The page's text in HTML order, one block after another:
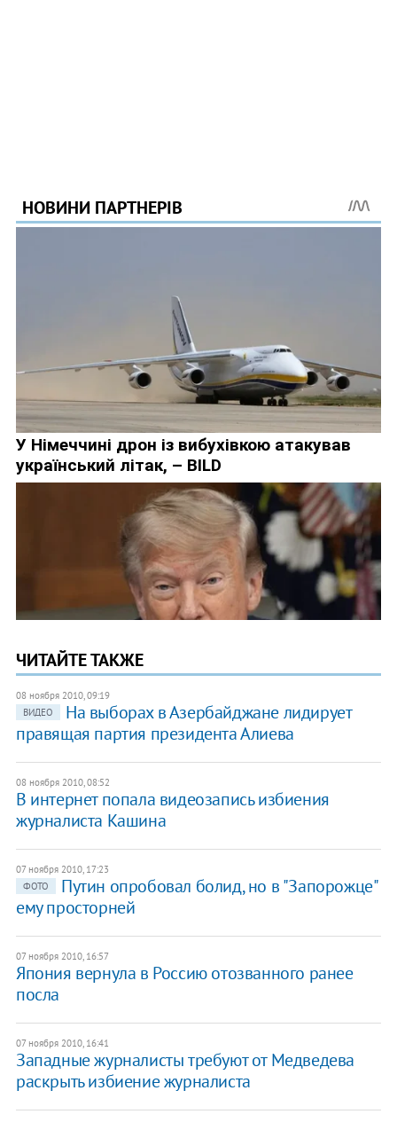
ЧИТАЙТЕ ТАКЖЕ
08 ноября 2010, 09:19
ВИДЕО
На выборах в Азербайджане лидирует
правящая партия президента Алиева
08 ноября 2010, 08:52
В интернет попала видеозапись избиения
журналиста Кашина
07 ноября 2010, 17:23
ФОТО
Путин опробовал болид, но в "Запорожце"
ему просторней
07 ноября 2010, 16:57
Япония вернула в Россию отозванного ранее
посла
07 ноября 2010, 16:41
Западные журналисты требуют от Медведева
раскрыть избиение журналиста